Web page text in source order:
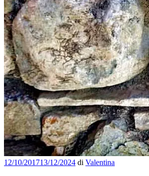
Pubblicato
12/10/201713/12/2024 di Valentina